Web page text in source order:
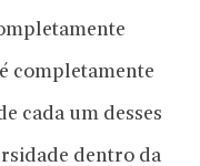
completamente
cada um desses
dentro da